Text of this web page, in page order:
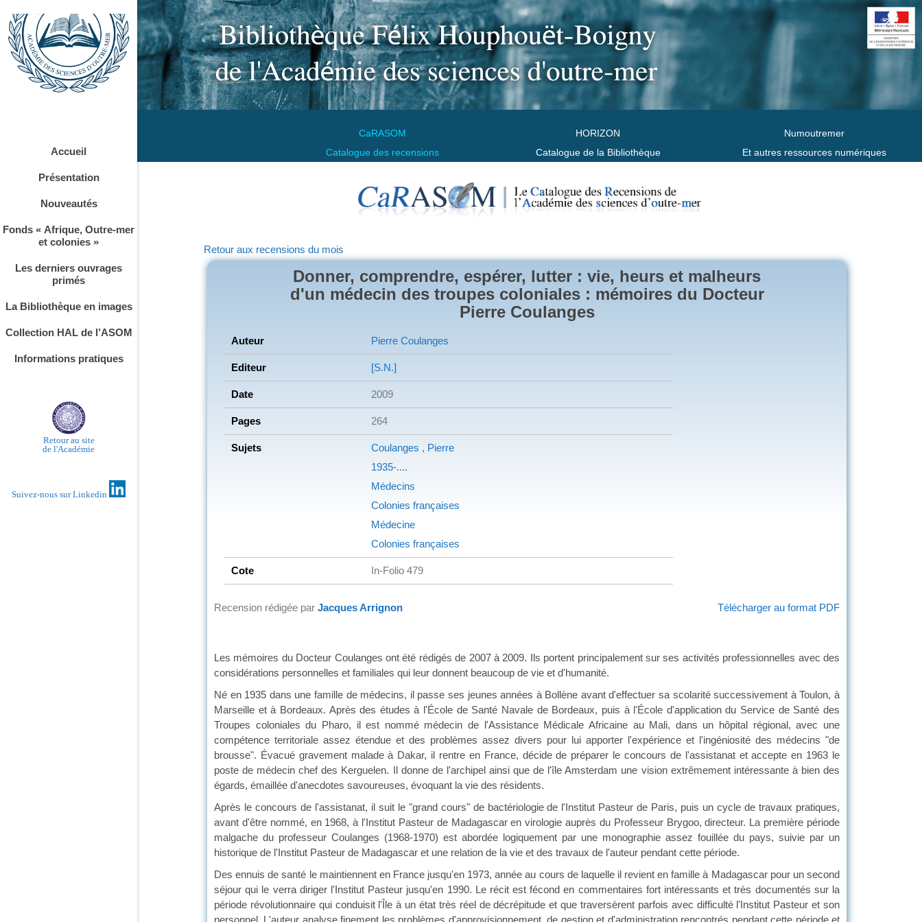
CaRASOM
Catalogue des recensions
HORIZON
Catalogue de la Bibliothèque
Numoutremer
Et autres ressources numériques
Accueil
Présentation
Nouveautés
Fonds « Afrique, Outre-mer
et colonies »
Les derniers ouvrages
primés
La Bibliothèque en images
Collection HAL de l’ASOM
Informations pratiques
Retour au site
de l'Académie
Suivez-nous sur Linkedin
Retour aux recensions du mois
Donner, comprendre, espérer, lutter : vie, heurs et malheurs
d'un médecin des troupes coloniales : mémoires du Docteur
Pierre Coulanges
Auteur Pierre Coulanges
Editeur [S.N.]
Date 2009
Pages 264
Sujets
Coulanges , Pierre
1935-....
Médecins
Colonies françaises
Médecine
Colonies françaises
Cote In-Folio 479
Télécharger au format PDF
Recension rédigée par Jacques Arrignon
Les mémoires du Docteur Coulanges ont été rédigés de 2007 à 2009. Ils portent principalement sur ses activités professionnelles avec des
considérations personnelles et familiales qui leur donnent beaucoup de vie et d'humanité.
Né en 1935 dans une famille de médecins, il passe ses jeunes années à Bollène avant d'effectuer sa scolarité successivement à Toulon, à
Marseille et à Bordeaux. Après des études à l'École de Santé Navale de Bordeaux, puis à l'École d'application du Service de Santé des
Troupes coloniales du Pharo, il est nommé médecin de l'Assistance Médicale Africaine au Mali, dans un hôpital régional, avec une
compétence territoriale assez étendue et des problèmes assez divers pour lui apporter l'expérience et l'ingéniosité des médecins "de
brousse". Évacué gravement malade à Dakar, il rentre en France, décide de préparer le concours de l'assistanat et accepte en 1963 le
poste de médecin chef des Kerguelen. Il donne de l'archipel ainsi que de l'île Amsterdam une vision extrêmement intéressante à bien des
égards, émaillée d'anecdotes savoureuses, évoquant la vie des résidents.
Après le concours de l'assistanat, il suit le "grand cours" de bactériologie de l'Institut Pasteur de Paris, puis un cycle de travaux pratiques,
avant d'être nommé, en 1968, à l'Institut Pasteur de Madagascar en virologie auprès du Professeur Brygoo, directeur. La première période
malgache du professeur Coulanges (1968-1970) est abordée logiquement par une monographie assez fouillée du pays, suivie par un
historique de l'Institut Pasteur de Madagascar et une relation de la vie et des travaux de l'auteur pendant cette période.
Des ennuis de santé le maintiennent en France jusqu'en 1973, année au cours de laquelle il revient en famille à Madagascar pour un second
séjour qui le verra diriger l'Institut Pasteur jusqu'en 1990. Le récit est fécond en commentaires fort intéressants et très documentés sur la
période révolutionnaire qui conduisit l'Île à un état très réel de décrépitude et que traversèrent parfois avec difficulté l'Institut Pasteur et son
personnel. L'auteur analyse finement les problèmes d'approvisionnement, de gestion et d'administration rencontrés pendant cette période et